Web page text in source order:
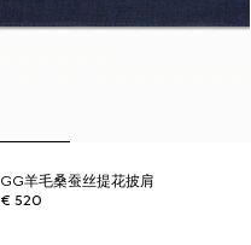
GG羊毛桑蚕丝提花披肩
€ 520